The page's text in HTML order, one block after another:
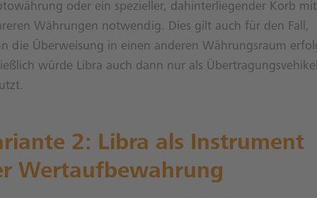
oder ein spezieller, dahinterliegender Korb mit
Währungen notwendig. Dies gilt auch für den Fall,
die Überweisung in einen anderen Währungsraum
würde Libra auch dann nur als
2: Libra als Instrument
Wertaufbewahrung